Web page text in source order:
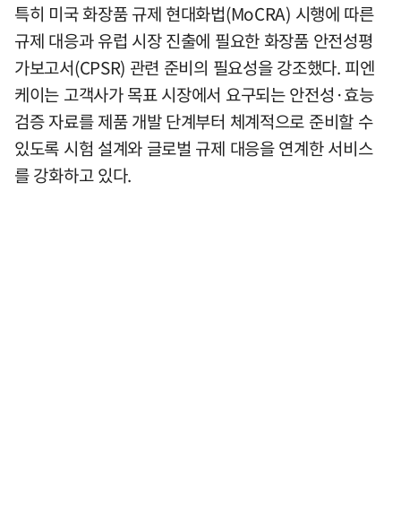
특히 미국 화장품 규제 현대화법(MoCRA) 시행에 따른
규제 대응과 유럽 시장 진출에 필요한 화장품 안전성평
가보고서(CPSR) 관련 준비의 필요성을 강조했다. 피엔
케이는 고객사가 목표 시장에서 요구되는 안전성·효능
검증 자료를 제품 개발 단계부터 체계적으로 준비할 수
있도록 시험 설계와 글로벌 규제 대응을 연계한 서비스
를 강화하고 있다.